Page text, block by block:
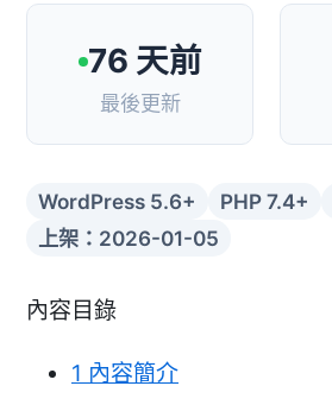
76 天前
最後更新
WordPress 5.6+ PHP 7.4+
上架：2026-01-05
內容目錄
1 內容簡介